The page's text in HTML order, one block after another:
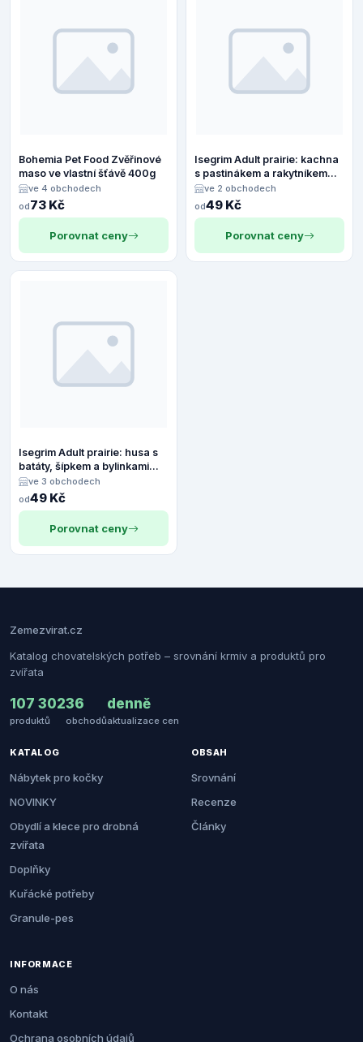
Bohemia Pet Food Zvěřinové
maso ve vlastní šťávě 400g
ve 4 obchodech
od73 Kč
Porovnat ceny
Isegrim Adult prairie: kachna
s pastinákem a rakytníkem
400g
ve 2 obchodech
od49 Kč
Porovnat ceny
Isegrim Adult prairie: husa s
batáty, šípkem a bylinkami
400g
ve 3 obchodech
od49 Kč
Porovnat ceny
Zemezvirat.cz
Katalog chovatelských potřeb – srovnání krmiv a produktů pro
zvířata
107 302
produktů
36
obchodů
denně
aktualizace cen
KATALOG
Nábytek pro kočky
NOVINKY
Obydlí a klece pro drobná
zvířata
Doplňky
Kuřácké potřeby
Granule-pes
OBSAH
Srovnání
Recenze
Články
INFORMACE
O nás
Kontakt
Ochrana osobních údajů